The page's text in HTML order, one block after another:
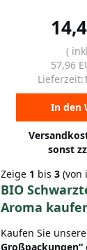
(
57,96
In den
sonst
Zeige 1 bis 3 (von
BIO
Aroma
Kaufen Sie
Großpackungen“